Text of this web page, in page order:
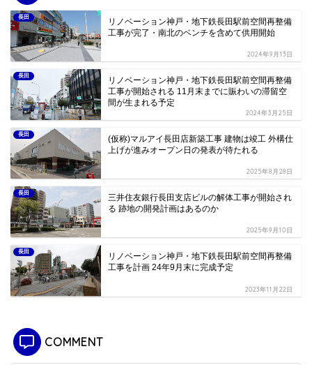
長田
リノベーション神戸・地下鉄長田駅前空間再整備
工事が完了・南北のベンチを含めて供用開始
2024年9月13日
長田
リノベーション神戸・地下鉄長田駅前空間再整備
工事が開始される 11月末までに賑わいの滞留空
間が生まれる予定
2024年3月25日
長田
(仮称)マルアイ長田店新築工事 建物は竣工 外構仕
上げが進みオープン日の発表が待たれる
2025年8月28日
長田
三井住友銀行長田支店ビルの解体工事が開始され
る 跡地の開発計画はあるのか
2025年9月10日
長田
リノベーション神戸・地下鉄長田駅前空間再整備
工事を計画 24年9月末に完成予定
2023年11月22日
COMMENT